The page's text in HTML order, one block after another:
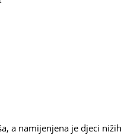
a namijenjena je djeci